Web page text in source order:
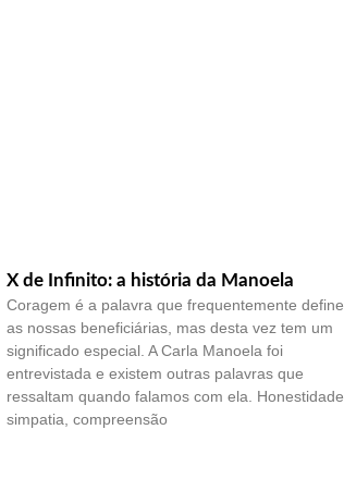
X de Infinito: a história da Manoela
Coragem é a palavra que frequentemente define
as nossas beneficiárias, mas desta vez tem um
significado especial. A Carla Manoela foi
entrevistada e existem outras palavras que
ressaltam quando falamos com ela. Honestidade,
simpatia, compreensão